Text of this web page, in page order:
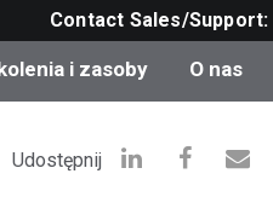
Contact Sales/Support:
i zasoby O nas
Udostępnij